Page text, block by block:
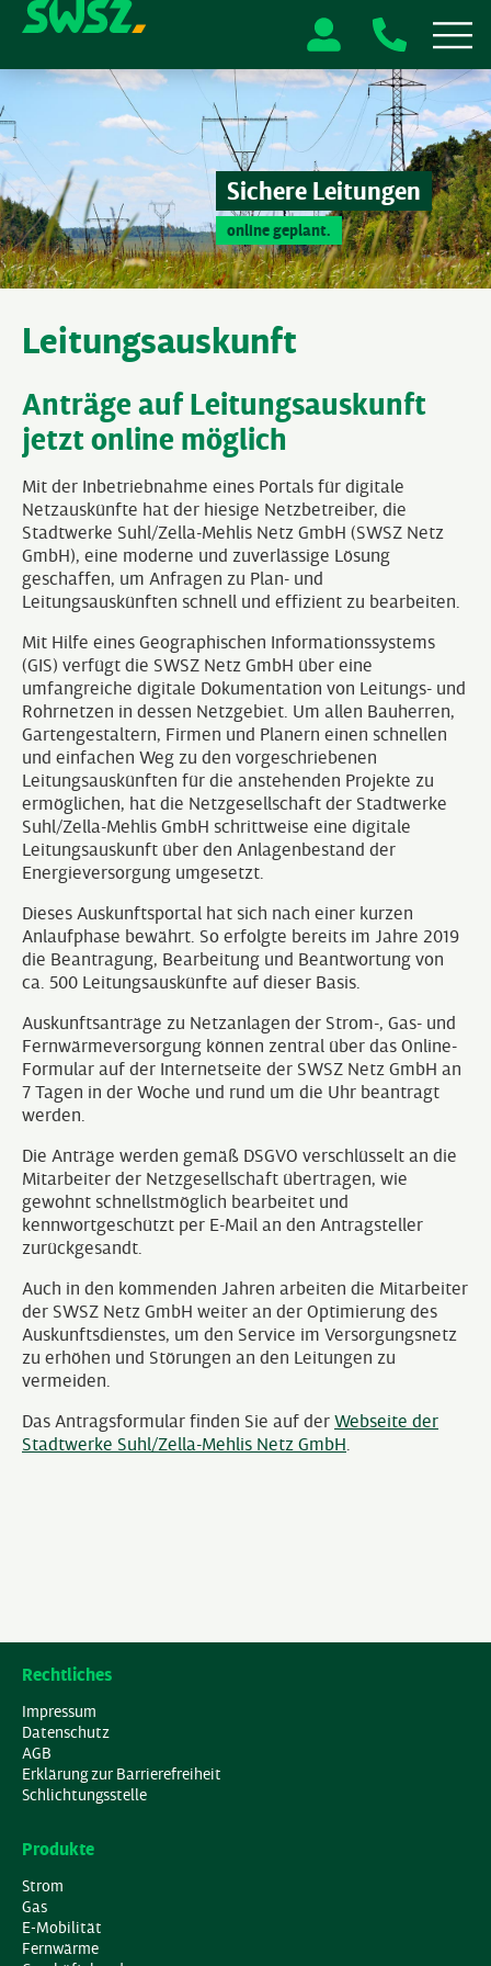
Sichere Leitungen
online geplant.
Leitungsauskunft
Anträge auf Leitungsauskunft
jetzt online möglich
Mit der Inbetriebnahme eines Portals für digitale
Netzauskünfte hat der hiesige Netzbetreiber, die
Stadtwerke Suhl/Zella-Mehlis Netz GmbH (SWSZ Netz
GmbH), eine moderne und zuverlässige Lösung
geschaffen, um Anfragen zu Plan- und
Leitungsauskünften schnell und effizient zu bearbeiten.
Mit Hilfe eines Geographischen Informationssystems
(GIS) verfügt die SWSZ Netz GmbH über eine
umfangreiche digitale Dokumentation von Leitungs- und
Rohrnetzen in dessen Netzgebiet. Um allen Bauherren,
Gartengestaltern, Firmen und Planern einen schnellen
und einfachen Weg zu den vorgeschriebenen
Leitungsauskünften für die anstehenden Projekte zu
ermöglichen, hat die Netzgesellschaft der Stadtwerke
Suhl/Zella-Mehlis GmbH schrittweise eine digitale
Leitungsauskunft über den Anlagenbestand der
Energieversorgung umgesetzt.
Dieses Auskunftsportal hat sich nach einer kurzen
Anlaufphase bewährt. So erfolgte bereits im Jahre 2019
die Beantragung, Bearbeitung und Beantwortung von
ca. 500 Leitungsauskünfte auf dieser Basis.
Auskunftsanträge zu Netzanlagen der Strom-, Gas- und
Fernwärmeversorgung können zentral über das Online-
Formular auf der Internetseite der SWSZ Netz GmbH an
7 Tagen in der Woche und rund um die Uhr beantragt
werden.
Die Anträge werden gemäß DSGVO verschlüsselt an die
Mitarbeiter der Netzgesellschaft übertragen, wie
gewohnt schnellstmöglich bearbeitet und
kennwortgeschützt per E-Mail an den Antragsteller
zurückgesandt.
Auch in den kommenden Jahren arbeiten die Mitarbeiter
der SWSZ Netz GmbH weiter an der Optimierung des
Auskunftsdienstes, um den Service im Versorgungsnetz
zu erhöhen und Störungen an den Leitungen zu
vermeiden.
Das Antragsformular finden Sie auf der Webseite der
Stadtwerke Suhl/Zella-Mehlis Netz GmbH
Rechtliches
Impressum
Datenschutz
AGB
Erklärung zur Barrierefreiheit
Schlichtungsstelle
Produkte
Strom
Gas
E-Mobilität
Fernwärme